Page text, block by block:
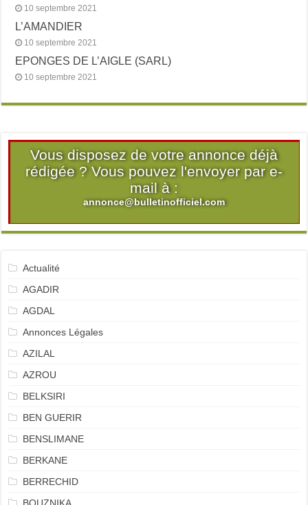
10 septembre 2021
L’AMANDIER
10 septembre 2021
EPONGES DE L’AIGLE (SARL)
10 septembre 2021
Vous disposez de votre annonce déjà
rédigée ? Vous pouvez l'envoyer par e-
mail à :
annonce@bulletinofficiel.com
Actualité
AGADIR
AGDAL
Annonces Légales
AZILAL
AZROU
BELKSIRI
BEN GUERIR
BENSLIMANE
BERKANE
BERRECHID